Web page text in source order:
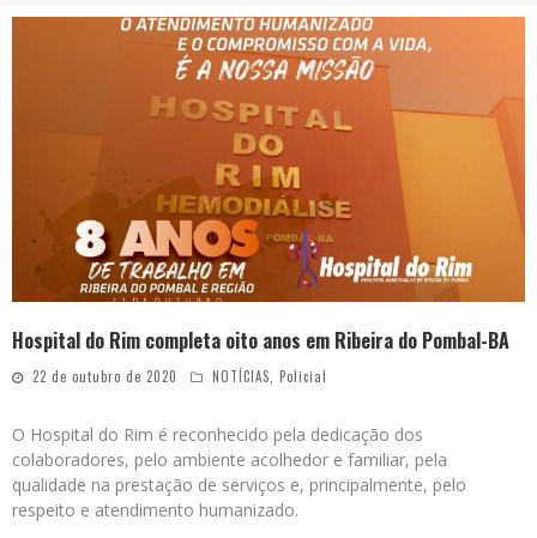
Hospital do Rim completa oito anos em Ribeira do Pombal-BA
22 de outubro de 2020 NOTÍCIAS Policial
O Hospital do Rim é reconhecido pela dedicação dos
colaboradores, pelo ambiente acolhedor e familiar, pela
qualidade na prestação de serviços e, principalmente, pelo
respeito e atendimento humanizado.